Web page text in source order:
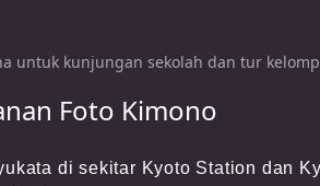
untuk kunjungan sekolah dan tur
Foto Kimono
di sekitar Kyoto Station dan